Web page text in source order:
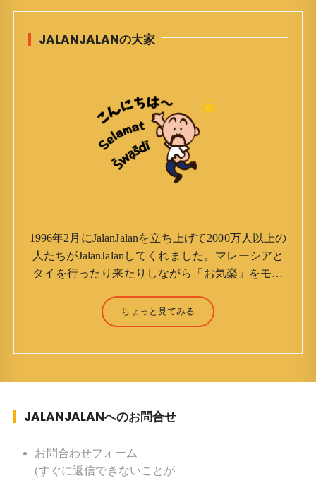
JALANJALANの大家
1996年2月にJalanJalanを立ち上げて2000万人以上の
人たちがJalanJalanしてくれました。マレーシアと
タイを行ったり来たりしながら「お気楽」をモッ
（Jun Yamamori） 生年月日 ：1959年7月4日(61
才) 生まれ ：香港(3才まで) 育
ク ソフトボール
督 BKKソフトボール「おぼんこ
ぼん 」監督 マレーシア歴：1991年から31年目 タ
ちょっと見てみる
JALANJALANへのお問合せ
お問合わせフォーム
(すぐに返信できないことが